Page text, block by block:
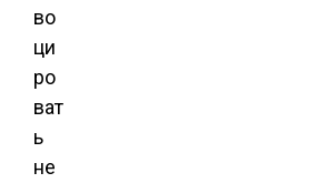
во
ци
ро
ват
ь
не